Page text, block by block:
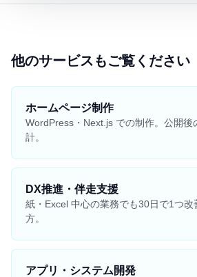
他のサービスもご覧ください
ホームページ制作
WordPress・Next.js での制作。公開後
計。
DX推進・伴走支援
紙・Excel 中心の業務でも30日で1つ改
方。
アプリ・システム開発